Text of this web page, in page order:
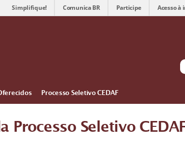
Simplifique! Comunica BR Participe Acesso à
Processo Seletivo CEDAF
Processo Seletivo